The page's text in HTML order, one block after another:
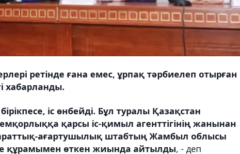
ретінде ғана емес, ұрпақ тәрбиелеп отырған
хабарланды.
іс өнбейді. Бұл туралы Қазақстан
қарсы іс-қимыл агенттігінің жанынан
ағартушылық штабтың Жамбыл облысы
құрамымен өткен жиында айтылды, - деп